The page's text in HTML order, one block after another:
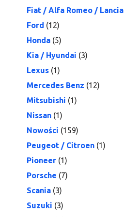
Fiat / Alfa Romeo / Lancia
Ford (12)
Honda (5)
Kia / Hyundai (3)
Lexus (1)
Mercedes Benz (12)
Mitsubishi (1)
Nissan (1)
Nowości (159)
Peugeot / Citroen (1)
Pioneer (1)
Porsche (7)
Scania (3)
Suzuki (3)